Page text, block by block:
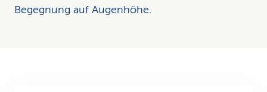
Begegnung auf Augenhöhe.